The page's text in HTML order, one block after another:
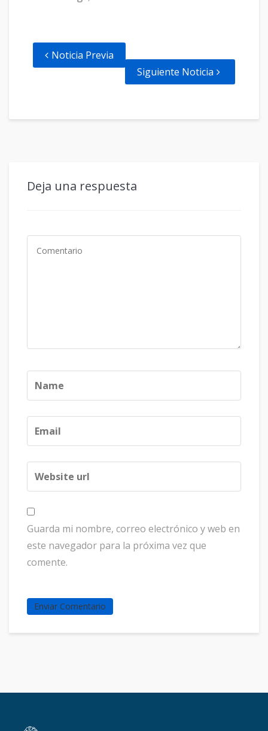
Noticia Previa
Siguiente Noticia
Deja una respuesta
Guarda mi nombre, correo electrónico y web en
este navegador para la próxima vez que
comente.